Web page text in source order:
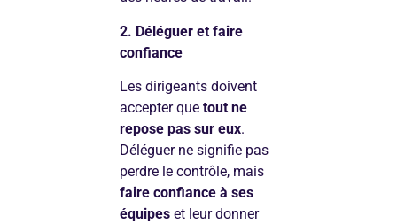
2. Déléguer et faire
confiance
Les dirigeants doivent
accepter que tout ne
repose pas sur eux.
Déléguer ne signifie pas
perdre le contrôle, mais
faire confiance à ses
équipes et leur donner